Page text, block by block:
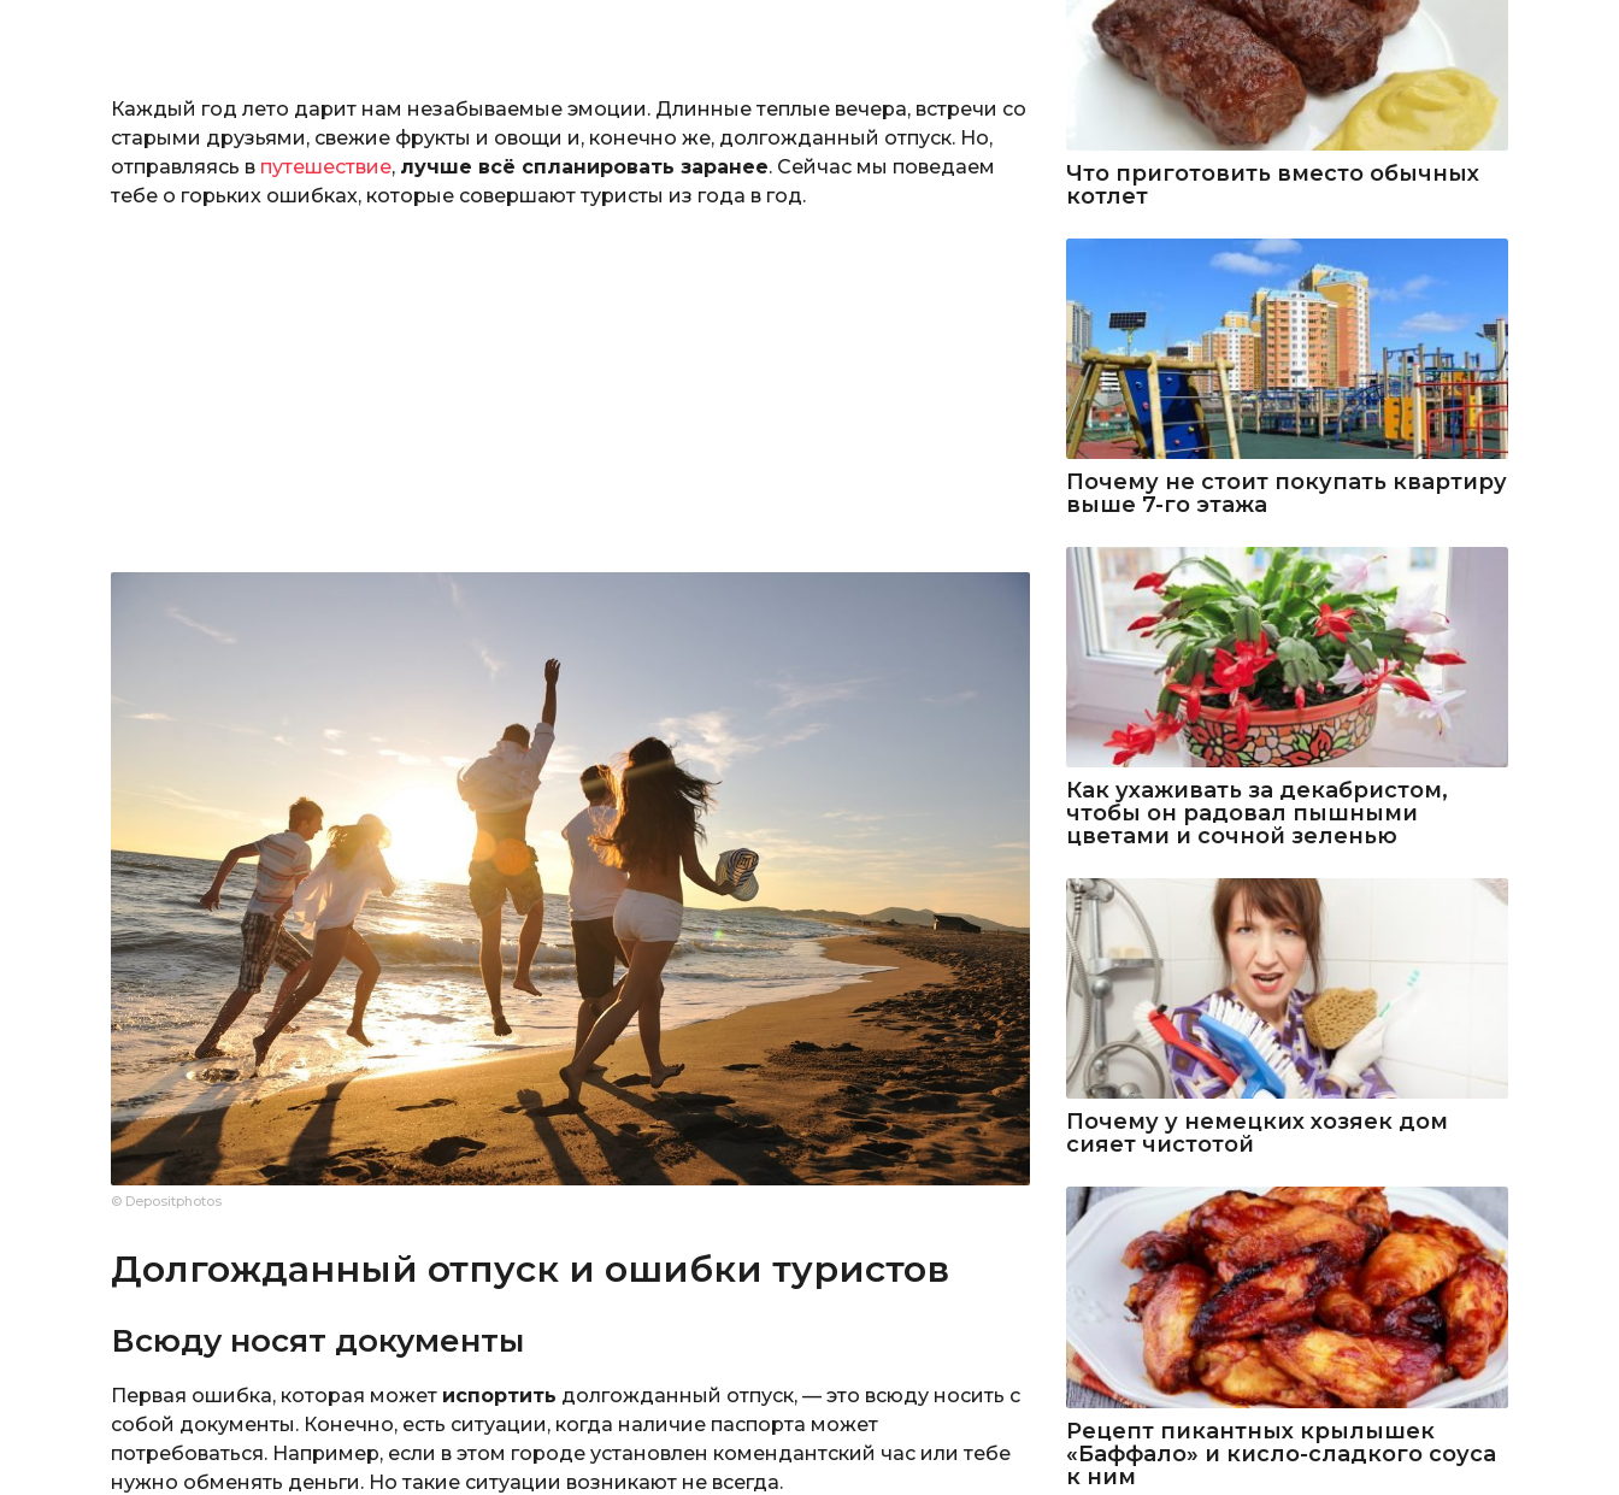
Каждый год лето дарит нам незабываемые эмоции. Длинные теплые вечера, встречи со
старыми друзьями, свежие фрукты и овощи и, конечно же, долгожданный отпуск. Но,
отправляясь в путешествие, лучше всё спланировать заранее. Сейчас мы поведаем
тебе о горьких ошибках, которые совершают туристы из года в год.
© Depositphotos
Долгожданный отпуск и ошибки туристов
Всюду носят документы
Первая ошибка, которая может испортить долгожданный отпуск, — это всюду носить с
собой документы. Конечно, есть ситуации, когда наличие паспорта может
потребоваться. Например, если в этом городе установлен комендантский час или тебе
нужно обменять деньги. Но такие ситуации возникают не всегда.
Что приготовить вместо обычных
котлет
Почему не стоит покупать квартиру
выше 7-го этажа
Как ухаживать за декабристом,
чтобы он радовал пышными
цветами и сочной зеленью
Почему у немецких хозяек дом
сияет чистотой
Рецепт пикантных крылышек
«Баффало» и кисло-сладкого соуса
к ним